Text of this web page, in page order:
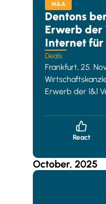
M&A
Dentons
Erwerb der
Internet für
Deals
Frankfurt, 25.
Erwerb der 1&1
React
October, 2025